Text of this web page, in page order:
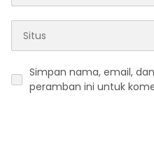
Simpan nama, email,
peramban ini untuk